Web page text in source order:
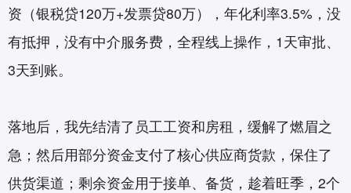
资（银税贷120万+发票贷80万），年化利率3.5%，没
有抵押，没有中介服务费，全程线上操作，1天审批、
3天到账。
落地后，我先结清了员工工资和房租，缓解了燃眉之
急；然后用部分资金支付了核心供应商货款，保住了
供货渠道；剩余资金用于接单、备货，趁着旺季，2个